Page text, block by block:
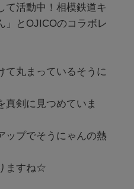
て活動中！相模鉄道キ
」とOJICOのコラボレ
て丸まっているそうに
真剣に見つめていま
ップでそうにゃんの熱
ますね☆